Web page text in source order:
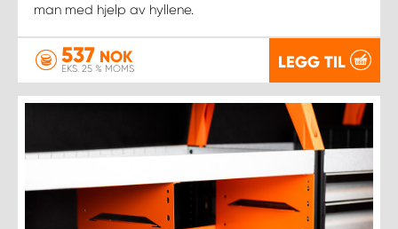
man med hjelp av hyllene.
537 NOK
EKS. 25 % MOMS LEGG TIL